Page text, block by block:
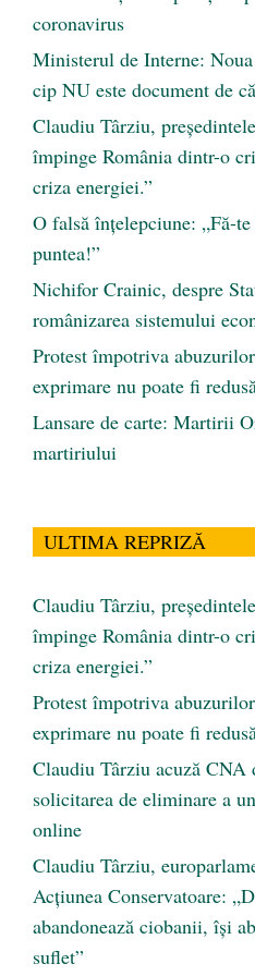
coronavirus
Ministerul de Interne:
cip NU este document de
Claudiu Târziu,
împinge România dintr-o
criza energiei.”
O falsă înțelepciune: „Fă-
puntea!”
Nichifor Crainic, despre
românizarea sistemului
Protest împotriva
exprimare nu poate fi
Lansare de carte: Martirii
martiriului
ULTIMA REPRIZĂ
Claudiu Târziu,
împinge România dintr-o
criza energiei.”
Protest împotriva
exprimare nu poate fi
Claudiu Târziu acuză CNA
solicitarea de eliminare a
online
Claudiu Târziu,
Acțiunea Conservatoare:
abandonează ciobanii, își
suflet”